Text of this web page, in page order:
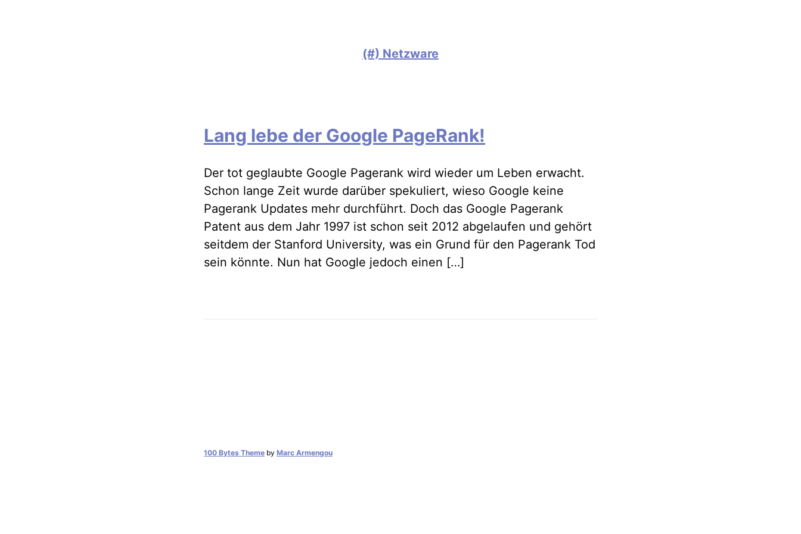
(#) Netzware
Lang lebe der Google PageRank!
Der tot geglaubte Google Pagerank wird wieder um Leben erwacht.
Schon lange Zeit wurde darüber spekuliert, wieso Google keine
Pagerank Updates mehr durchführt. Doch das Google Pagerank
Patent aus dem Jahr 1997 ist schon seit 2012 abgelaufen und gehört
seitdem der Stanford University, was ein Grund für den Pagerank Tod
sein könnte. Nun hat Google jedoch einen […]
100 Bytes Theme by Marc Armengou